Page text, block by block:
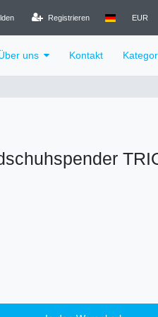
Registrieren EUR
uns Kontakt